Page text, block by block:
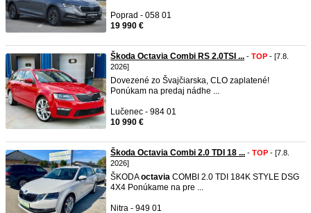
Poprad - 058 01
19 990 €
Škoda Octavia Combi RS 2.0TSI ... - TOP - [7.8.
2026]
Dovezené zo Švajčiarska, CLO zaplatené!
Ponúkam na predaj nádhe ...
Lučenec - 984 01
10 990 €
Škoda Octavia Combi 2.0 TDI 18 ... - TOP - [7.8.
2026]
ŠKODAoctavia COMBI 2.0 TDI 184K STYLE DSG
4X4 Ponúkame na pre ...
Nitra - 949 01